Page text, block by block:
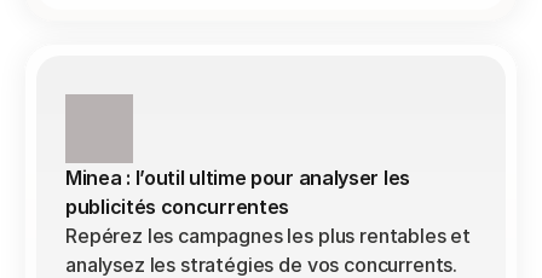
Minea : l’outil ultime pour analyser les
publicités concurrentes
Repérez les campagnes les plus rentables et
analysez les stratégies de vos concurrents.